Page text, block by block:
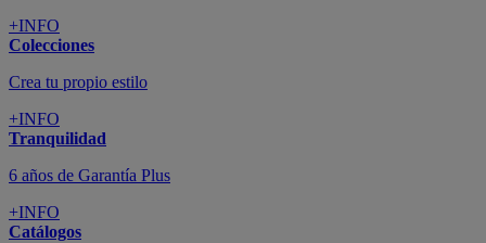
+INFO
Colecciones
Crea tu propio estilo
+INFO
Tranquilidad
6 años de Garantía Plus
+INFO
Catálogos